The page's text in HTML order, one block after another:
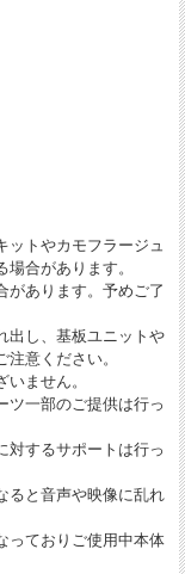
ットやカモフラージュ
合があります。
あります。予めご了
出し、基板ユニットや
意ください。
ません。
ツ一部のご提供は行っ
対するサポートは行っ
ると音声や映像に乱れ
っておりご使用中本体